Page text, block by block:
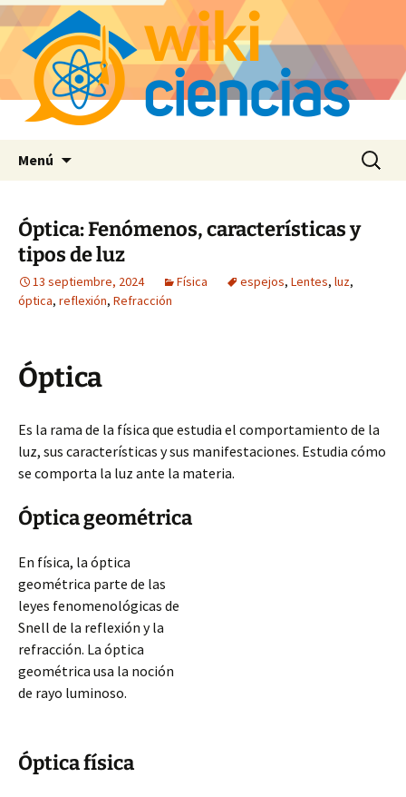
Menú Buscar:
Óptica: Fenómenos, características y
tipos de luz
13 septiembre, 2024 Física espejos, Lentes, luz,
óptica, reflexión, Refracción
Óptica
Es la rama de la física que estudia el comportamiento de la
luz, sus características y sus manifestaciones. Estudia cómo
se comporta la luz ante la materia.
Óptica geométrica
En física, la óptica
geométrica parte de las
leyes fenomenológicas de
Snell de la reflexión y la
refracción. La óptica
geométrica usa la noción
de rayo luminoso.
Óptica física